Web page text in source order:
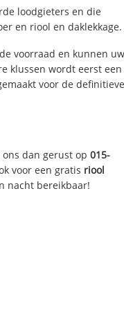
loodgieters en die
en riool en daklekkage.
voorraad en kunnen uw
klussen wordt eerst een
voor de definitieve
ons dan gerust op015-
voor een gratis riool
nacht bereikbaar!